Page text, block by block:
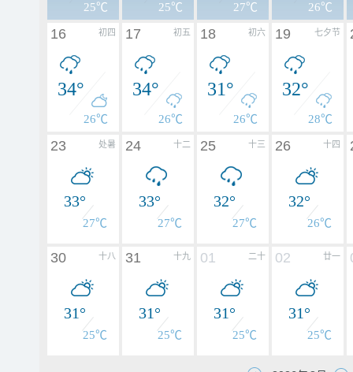
25℃ 25℃ 27℃ 26℃
初四
16
34°
26℃
初五
17
34°
26℃
初六
18
31°
26℃
七夕节
19
32°
28℃
处暑
23
33°
27℃
十二
24
33°
27℃
十三
25
32°
27℃
十四
26
32°
26℃
十八
30
31°
25℃
十九
31
31°
25℃
二十
01
31°
25℃
廿一
02
31°
25℃